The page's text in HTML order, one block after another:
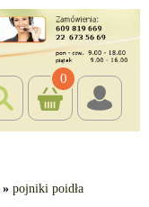
0
» pojniki poidła